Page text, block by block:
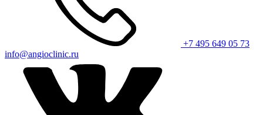
+7 495 649 05 73
info@angioclinic.ru